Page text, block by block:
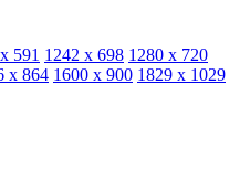
591 1242 x 698 1280 x 720
x 864 1600 x 900 1829 x 1029